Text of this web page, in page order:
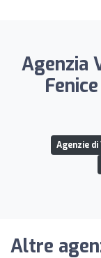
Agenzia
Agenzie
Altre